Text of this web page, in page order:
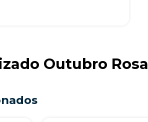
Outubro Rosa
online